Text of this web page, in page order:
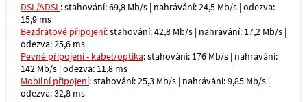
DSL/ADSL: stahování: 69,8 Mb/s | nahrávání: 24,5 Mb/s | odezva:
15,9 ms
Bezdrátové připojení: stahování: 42,8 Mb/s | nahrávání: 17,2 Mb/s |
odezva: 25,6 ms
Pevné připojení - kabel/optika: stahování: 176 Mb/s | nahrávání:
142 Mb/s | odezva: 11,8 ms
Mobilní připojení: stahování: 25,3 Mb/s | nahrávání: 9,85 Mb/s |
odezva: 32,8 ms